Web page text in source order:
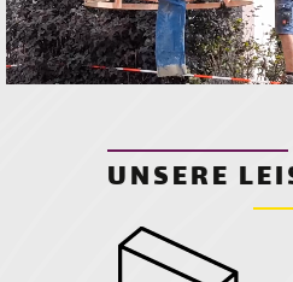
UNSERE